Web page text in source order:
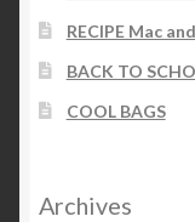
RECIPE Mac
BACK TO
COOL BAGS
Archives